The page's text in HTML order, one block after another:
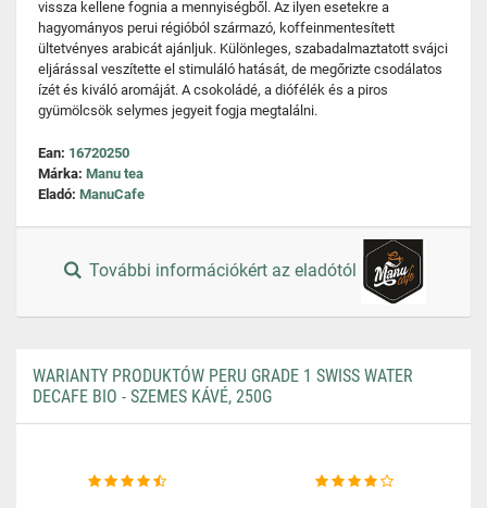
vissza kellene fognia a mennyiségből. Az ilyen esetekre a
hagyományos perui régióból származó, koffeinmentesített
ültetvényes arabicát ajánljuk. Különleges, szabadalmaztatott svájci
eljárással veszítette el stimuláló hatását, de megőrizte csodálatos
ízét és kiváló aromáját. A csokoládé, a diófélék és a piros
gyümölcsök selymes jegyeit fogja megtalálni.
Ean: 16720250
Márka: Manu tea
Eladó: ManuCafe
További információkért az eladótól
WARIANTY PRODUKTÓW PERU GRADE 1 SWISS WATER
DECAFE BIO - SZEMES KÁVÉ, 250G